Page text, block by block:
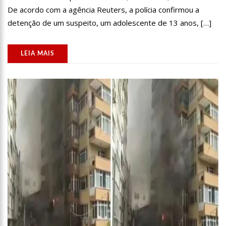
Netflix é processada por escolher atriz negra para
representar Cleópatra
20:59 Homem é linchado pela população após esfaquear a
20:53
Saiba como fazer o tratamento correto para evitar pedras
nos rins
20:48
Polícia prende elementos que faziam arrastões em paradas
de ônibus da zona centro-oeste de Manaus
Miss Amazonas Latina 2023 representará estado em
concurso nacional
14:28
Prefeitura divulga funcionamento dos serviços neste feriado
nacional do Dia de Tiradentes, 21/4
14:13
Prefeitura de Manaus autua mais 1,2 mil motoristas por uso
irregular de vagas especiais
13:43
Amazonas zera fila de pacientes com cardiopatia congênita
18:22
Brasileiros viralizam no TikTok com carro de som tocando
De acordo com a agência Reuters, a polícia confirmou a
detenção de um suspeito, um adolescente de 13 anos, […]
LEIA MAIS